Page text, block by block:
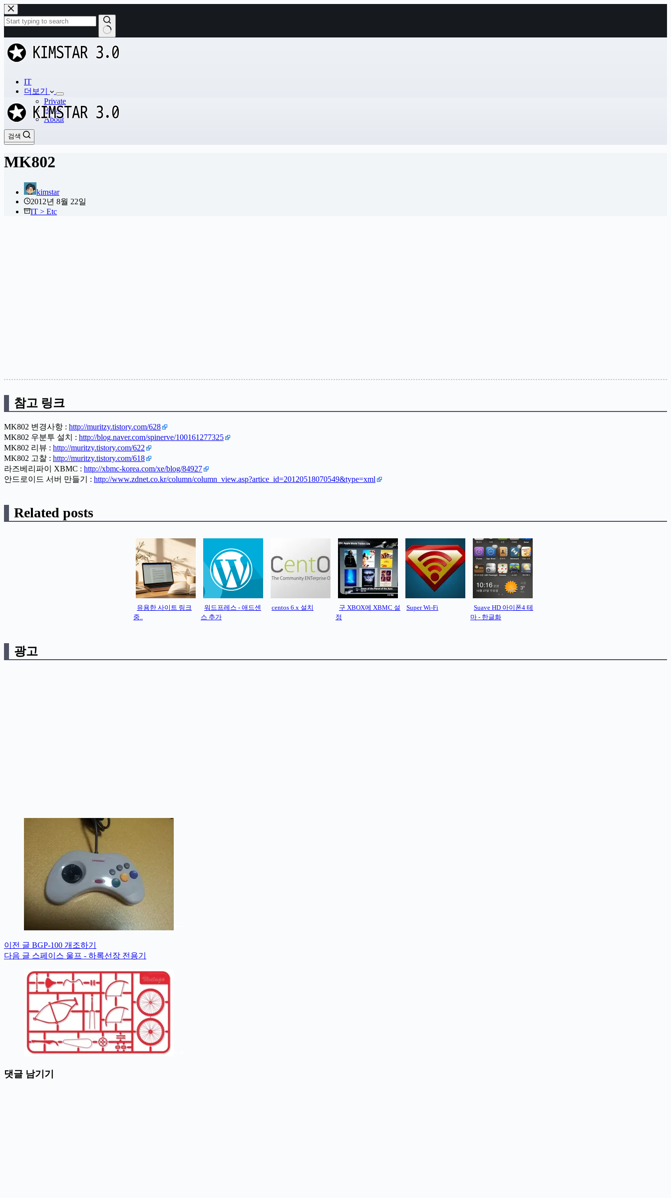
본
문
으
로
건
너
과
없
IT
더보기
Private
Book
About
검색
검색
MK802
kimstar
2012년 8월 22일
IT > Etc
참고 링크
MK802 변경사항 : http://muritzy.tistory.com/628
MK802 우분투 설치 : http://blog.naver.com/spinerve/100161277325
MK802 리뷰 : http://muritzy.tistory.com/622
MK802 고찰 : http://muritzy.tistory.com/618
라즈베리파이 XBMC : http://xbmc-korea.com/xe/blog/84927
안드로이드 서버 만들기 : http://www.zdnet.co.kr/column/column_view.asp?artice_id=20120518070549&type=xml
Related posts
유용한 사이트 링크
중..
워드프레스 - 애드센
스 추가
centos 6.x 설치
구 XBOX에 XBMC 설
정
Super Wi-Fi
Suave HD 아이폰4 테
마 - 한글화
광고
이전 글 BGP-100 개조하기
다음 글 스페이스 울프 - 하록선장 전용기
댓글 남기기